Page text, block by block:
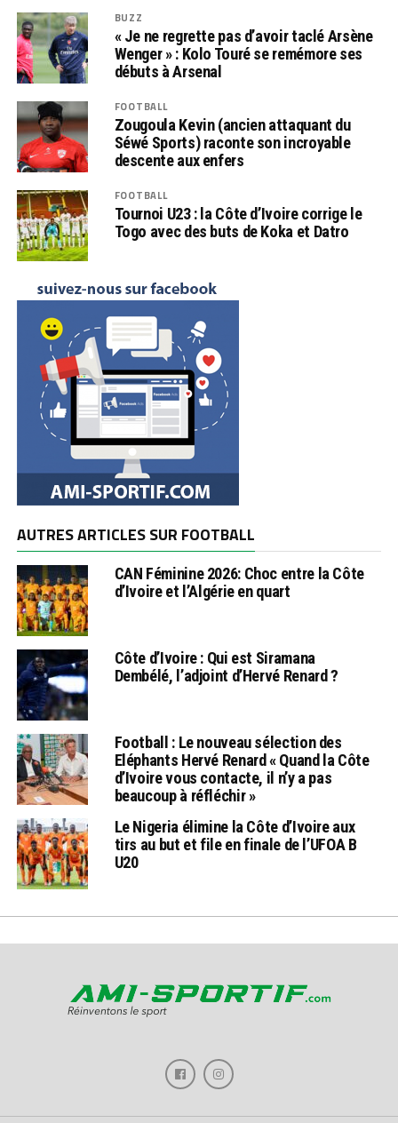
BUZZ
« Je ne regrette pas d’avoir taclé Arsène
Wenger » : Kolo Touré se remémore ses
débuts à Arsenal
FOOTBALL
Zougoula Kevin (ancien attaquant du
Séwé Sports) raconte son incroyable
descente aux enfers
FOOTBALL
Tournoi U23 : la Côte d’Ivoire corrige le
Togo avec des buts de Koka et Datro
AUTRES ARTICLES SUR FOOTBALL
CAN Féminine 2026: Choc entre la Côte
d’Ivoire et l’Algérie en quart
Côte d’Ivoire : Qui est Siramana
Dembélé, l’adjoint d’Hervé Renard ?
Football : Le nouveau sélection des
Eléphants Hervé Renard « Quand la Côte
d’Ivoire vous contacte, il n’y a pas
beaucoup à réfléchir »
Le Nigeria élimine la Côte d’Ivoire aux
tirs au but et file en finale de l’UFOA B
U20